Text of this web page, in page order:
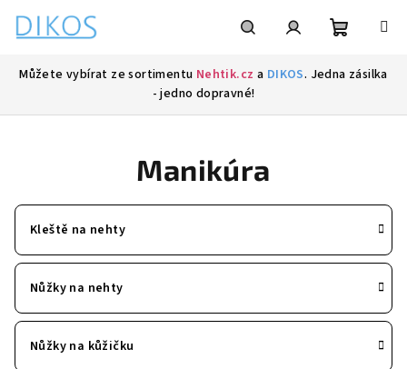
obsah
Můžete vybírat ze sortimentu Nehtik.cz a DIKOS. Jedna zásilka
- jedno dopravné!
Manikúra
Kleště na nehty
Nůžky na nehty
Nůžky na kůžičku